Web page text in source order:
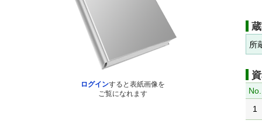
ログインすると表紙画像を
ご覧になれます
所
No.
1